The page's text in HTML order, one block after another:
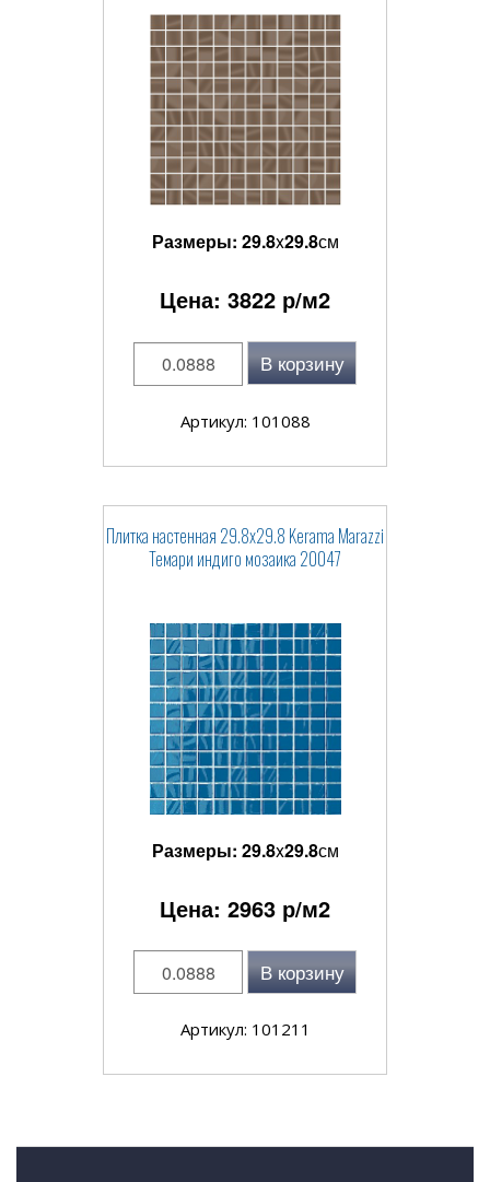
Размеры: 29.8x29.8см
Цена: 3822 р/м2
В корзину
Артикул: 101088
Плитка настенная 29.8x29.8 Kerama Marazzi
Темари индиго мозаика 20047
Размеры: 29.8x29.8см
Цена: 2963 р/м2
В корзину
Артикул: 101211